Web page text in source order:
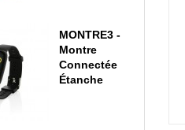
MONTRE3 -
Montre
Connectée
Étanche